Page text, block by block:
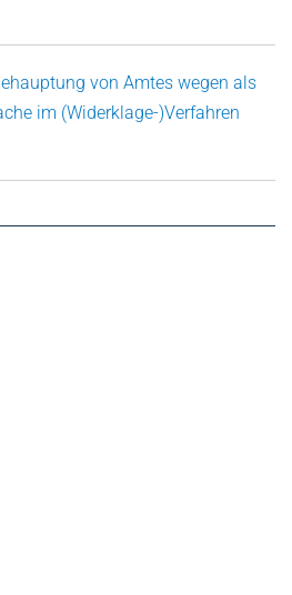
von Amtes wegen als
im (Widerklage-)Verfahren